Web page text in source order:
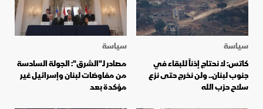
سياسة
كاتس: لا نحتاج إذناً للبقاء في
جنوب لبنان.. ولن نخرج حتى نزع
سلاح حزب الله
سياسة
مصادر لـ"الشرق": الجولة السادسة
من مفاوضات لبنان وإسرائيل غير
مؤكدة بعد